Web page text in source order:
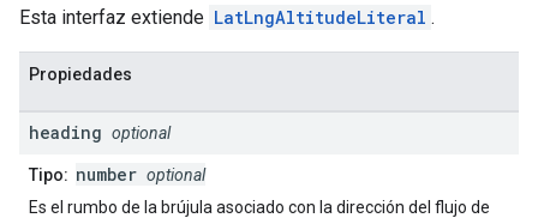
Esta interfaz extiende LatLngAltitudeLiteral .
Propiedades
heading optional
Tipo: number optional
Es el rumbo de la brújula asociado con la dirección del flujo de